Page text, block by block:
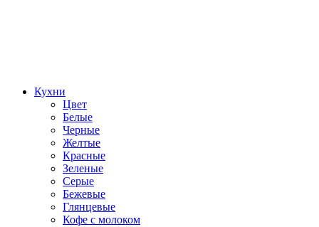
Кухни
Цвет
Белые
Черные
Желтые
Красные
Зеленые
Серые
Бежевые
Глянцевые
Кофе с молоком